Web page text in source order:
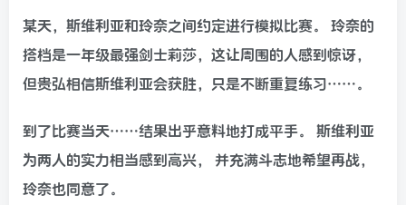
某天，斯维利亚和玲奈之间约定进行模拟比赛。 玲奈的
搭档是一年级最强剑士莉莎，这让周围的人感到惊讶，
但贵弘相信斯维利亚会获胜，只是不断重复练习……。
到了比赛当天……结果出乎意料地打成平手。 斯维利亚
为两人的实力相当感到高兴， 并充满斗志地希望再战，
玲奈也同意了。